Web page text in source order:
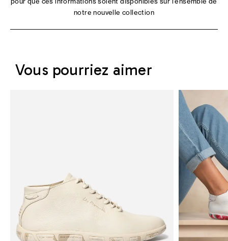
notre nouvelle collection
Vous pourriez aimer